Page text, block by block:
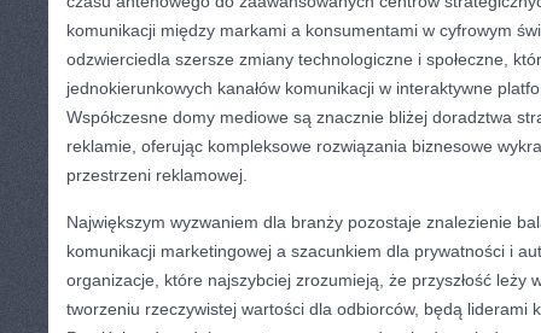
komunikacji między markami a konsumentami w cyfrowym
odzwierciedla szersze zmiany technologiczne i społeczne,
jednokierunkowych kanałów komunikacji w interaktywne
Współczesne domy mediowe są znacznie bliżej doradztwa
reklamie, oferując kompleksowe rozwiązania biznesowe
przestrzeni reklamowej.
Największym wyzwaniem dla branży pozostaje znalezienie
komunikacji marketingowej a szacunkiem dla prywatności i
organizacje, które najszybciej zrozumieją, że przyszłość leży
tworzeniu rzeczywistej wartości dla odbiorców, będą liderami